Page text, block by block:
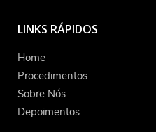
LINKS RÁPIDOS
Home
Procedimentos
Sobre Nós
Depoimentos